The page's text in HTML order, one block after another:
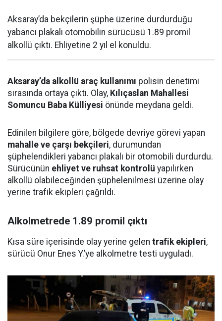
Aksaray’da bekçilerin şüphe üzerine durdurduğu
yabancı plakalı otomobilin sürücüsü 1.89 promil
alkollü çıktı. Ehliyetine 2 yıl el konuldu.
Aksaray’da alkollü araç kullanımı polisin denetimi
sırasında ortaya çıktı. Olay, Kılıçaslan Mahallesi
Somuncu Baba Külliyesi önünde meydana geldi.
Edinilen bilgilere göre, bölgede devriye görevi yapan
mahalle ve çarşı bekçileri, durumundan
şüphelendikleri yabancı plakalı bir otomobili durdurdu.
Sürücünün ehliyet ve ruhsat kontrolü yapılırken
alkollü olabileceğinden şüphelenilmesi üzerine olay
yerine trafik ekipleri çağrıldı.
Alkolmetrede 1.89 promil çıktı
Kısa süre içerisinde olay yerine gelen trafik ekipleri,
sürücü Onur Enes Y.’ye alkolmetre testi uyguladı.